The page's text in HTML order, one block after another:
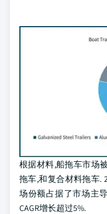
根据材料,船拖车市场
拖车,和复合材料拖车.
场份额占据了市场主
CAGR增长超过5%.